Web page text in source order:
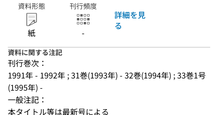
資料形態
紙
刊行頻度
-
詳細を見
る
資料に関する注記
刊行巻次：
1991年 - 1992年 ; 31巻(1993年) - 32巻(1994年) ; 33巻1号
(1995年) -
一般注記：
本タイトル等は最新号による